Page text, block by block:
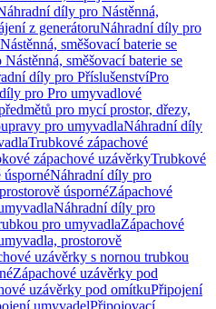
díly pro Nástěnná,
z generátoruNáhradní díly pro
Nástěnná, směšovací baterie se
směšovací baterie se
díly pro PříslušenstvíPro
pro Pro umyvadlové
pro mycí prostor, dřezy,
pro umyvadlaNáhradní díly
Trubkové zápachové
zápachové uzávěrkyTrubkové
úspornéNáhradní díly pro
úspornéZápachové
Náhradní díly pro
pro umyvadlaZápachové
prostorově
uzávěrky s nornou trubkou
Zápachové uzávěrky pod
uzávěrky pod omítkuPřipojení
umyvadelPřipojovací